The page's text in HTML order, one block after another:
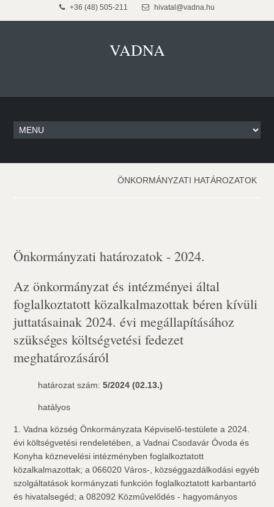
+36 (48) 505-211 hivatal@vadna.hu
VADNA
ÖNKORMÁNYZATI HATÁROZATOK
Önkormányzati határozatok - 2024.
Az önkormányzat és intézményei által
foglalkoztatott közalkalmazottak béren kívüli
juttatásainak 2024. évi megállapításához
szükséges költségvetési fedezet
meghatározásáról
határozat szám:5/2024 (02.13.)
hatályos
1. Vadna község Önkormányzata Képviselő-testülete a 2024.
évi költségvetési rendeletében, a Vadnai Csodavár Óvoda és
Konyha köznevelési intézményben foglalkoztatott
közalkalmazottak; a 066020 Város-, községgazdálkodási egyéb
szolgáltatások kormányzati funkción foglalkoztatott karbantartó
és hivatalsegéd; a 082092 Közművelődés - hagyományos